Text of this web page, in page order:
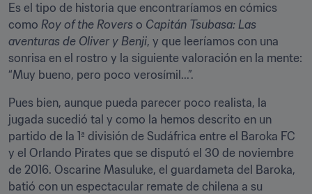
Es el tipo de historia que encontraríamos en cómics
como Roy of the Rovers o Capitán Tsubasa: Las
aventuras de Oliver y Benji, y que leeríamos con una
sonrisa en el rostro y la siguiente valoración en la mente:
“Muy bueno, pero poco verosímil...”.
Pues bien, aunque pueda parecer poco realista, la
jugada sucedió tal y como la hemos descrito en un
partido de la 1ª división de Sudáfrica entre el Baroka FC
y el Orlando Pirates que se disputó el 30 de noviembre
de 2016. Oscarine Masuluke, el guardameta del Baroka,
batió con un espectacular remate de chilena a su